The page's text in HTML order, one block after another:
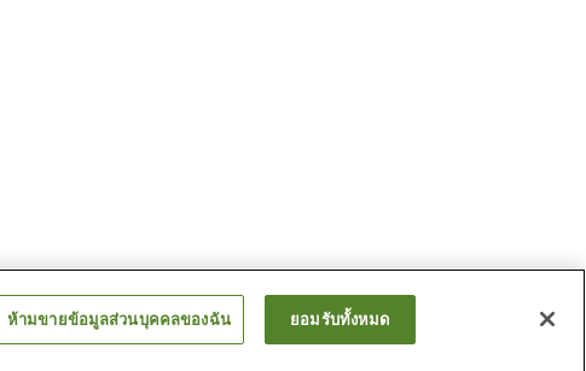
ห้ามขายข้อมูลส่วนบุคคลของฉัน ยอมรับทั้งหมด